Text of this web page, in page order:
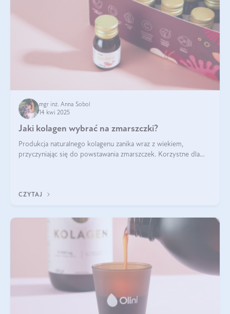
mgr inż. Anna Sobol
14 kwi 2025
Jaki kolagen wybrać na zmarszczki?
Produkcja naturalnego kolagenu zanika wraz z wiekiem,
przyczyniając się do powstawania zmarszczek. Korzystne dla
CZYTAJ